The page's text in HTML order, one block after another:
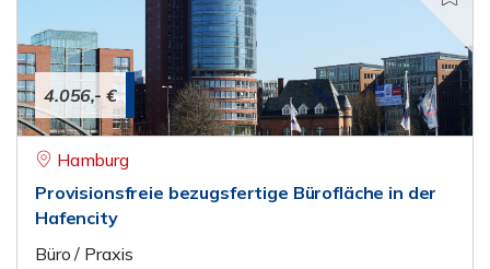
4.056,- €
Hamburg
Provisionsfreie bezugsfertige Bürofläche in der
Hafencity
Büro / Praxis